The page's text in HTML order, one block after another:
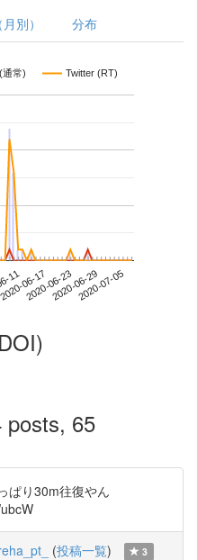
別） 分布
通常) Twitter (RT)
1106-17
2020-06-232020-06-292020-07-05
posts, 65
ぱり30m往復やん
(投稿一覧) 3